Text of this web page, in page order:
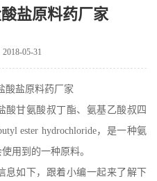
盐原料药厂家
05-31
酸盐原料药厂家
酸甘氨酸叔丁酯、氨基乙酸叔四
ester hydrochloride，是一种氨
用到的一种原料。
息如下，跟着小编一起来了解下